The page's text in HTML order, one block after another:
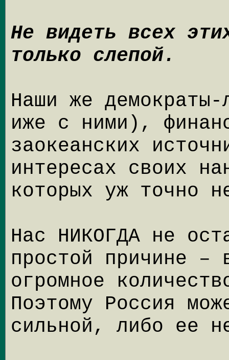
Не видеть всех
только слепой.
Наши же
иже с ними),
заокеанских
интересах своих
которых уж точно
Нас НИКОГДА не
простой причине –
огромное
Поэтому Россия
сильной, либо ее